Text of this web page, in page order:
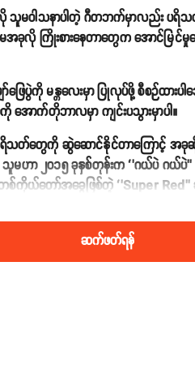
သူမဝါသနာပါတဲ့ ဂီတဘက်မှာလည်း ပ
ခုလို ကြိုးစားနေတာတွေက အောင်မြင်
ေပွဲကို မန္တလေးမှာ ပြုလုပ်ဖို့ စီစဉ်ထားပ
အောက်တိုဘာလမှာ ကျင်းပသွားမှာပါ။
ပရိသတ်တွေကို ဆွဲဆောင်နိုင်တာကြောင့် အ
သူမဟာ ၂၀၁၅ ခုနှစ်တုန်းက ‘’ဂယ်ပဲ
စ်ကိုယ်တော်အခွေဖြစ်တဲ့ ‘’Super
ဆက်ဖတ်ရန်